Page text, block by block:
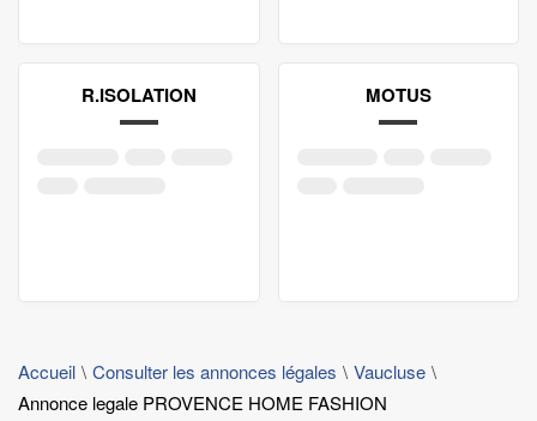
R.ISOLATION MOTUS
Accueil Consulter les annonces légales
Vaucluse
Annonce legale PROVENCE HOME FASHION